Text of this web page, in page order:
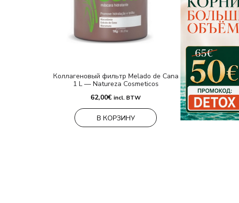
Коллагеновый фильтр Melado de Cana
1 L — Natureza Cosmeticos
62,00€ incl. BTW
В КОРЗИНУ